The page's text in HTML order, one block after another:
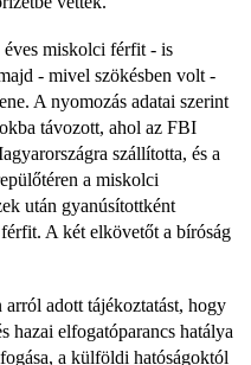
miskolci férfit - is
- mivel szökésben volt -
A nyomozás adatai szerint
távozott, ahol az FBI
szállította, és a
a miskolci
után gyanúsítottként
A két elkövetőt a bíróság
adott tájékoztatást, hogy
hazai elfogatóparancs hatálya
a külföldi hatóságoktól